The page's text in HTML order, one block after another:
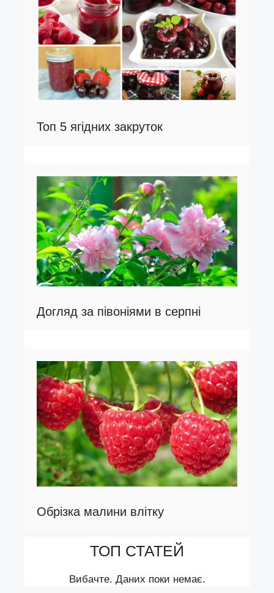
Топ 5 ягідних закруток
Догляд за півоніями в серпні
Обрізка малини влітку
ТОП СТАТЕЙ
Вибачте. Даних поки немає.